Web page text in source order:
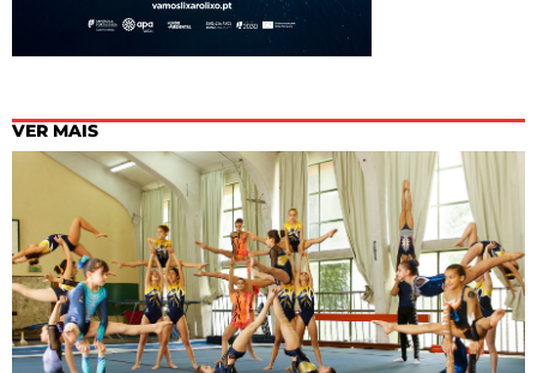
VER MAIS